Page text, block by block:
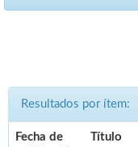
Resultados por ítem:
Fecha de
Título